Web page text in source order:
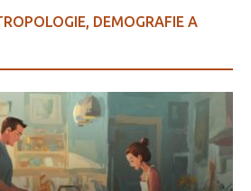
DEMOGRAFIE A